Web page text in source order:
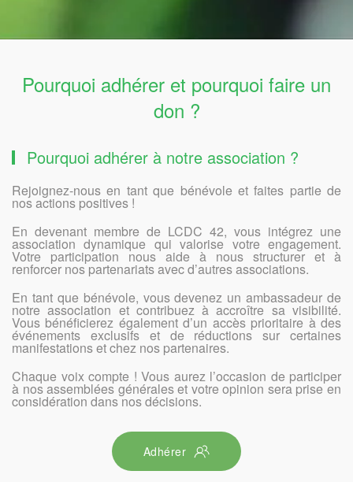
Pourquoi adhérer et pourquoi faire un
don ?
Pourquoi adhérer à notre association ?
Rejoignez-nous en tant que bénévole et faites partie de
nos actions positives !
En devenant membre de LCDC 42, vous intégrez une
association dynamique qui valorise votre engagement.
Votre participation nous aide à nous structurer et à
renforcer nos partenariats avec d’autres associations.
En tant que bénévole, vous devenez un ambassadeur de
notre association et contribuez à accroître sa visibilité.
Vous bénéficierez également d’un accès prioritaire à des
événements exclusifs et de réductions sur certaines
manifestations et chez nos partenaires.
Chaque voix compte ! Vous aurez l’occasion de participer
à nos assemblées générales et votre opinion sera prise en
considération dans nos décisions.
Adhérer